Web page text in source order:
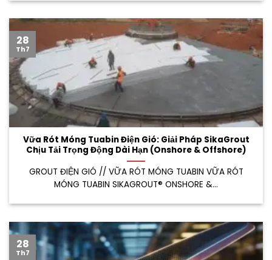
Vữa Rót Móng Tuabin Điện Gió: Giải Pháp SikaGrout
Chịu Tải Trọng Động Dài Hạn (Onshore & Offshore)
GROUT ĐIỆN GIÓ // VỮA RÓT MÓNG TUABIN VỮA RÓT
MÓNG TUABIN SIKAGROUT® ONSHORE &...
28
Th7
28
Th7